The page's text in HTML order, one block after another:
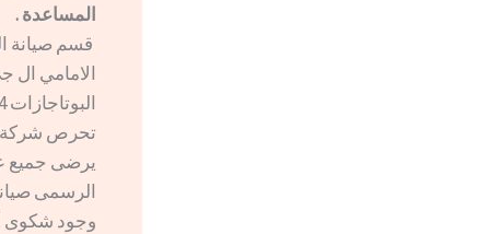
المساعدة .
الامامي ال
البوتاجازات 4 شعلة ، 5 شعلة سخانات الغاز السخانات الكهربائية .
تحرص شركة
يرضى جميع
الرسمى
وجود شكوى